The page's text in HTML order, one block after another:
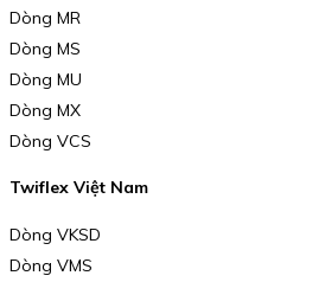
Dòng MR
Dòng MS
Dòng MU
Dòng MX
Dòng VCS
Twiflex Việt Nam
Dòng VKSD
Dòng VMS